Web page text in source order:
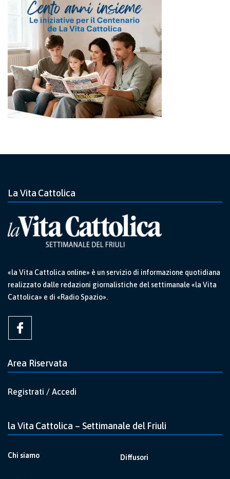
La Vita Cattolica
«la Vita Cattolica online» è un servizio di informazione quotidiana
realizzato dalle redazioni giornalistiche del settimanale «la Vita
Cattolica» e di «Radio Spazio».
Area Riservata
Registrati / Accedi
la Vita Cattolica – Settimanale del Friuli
Chi siamo Diffusori